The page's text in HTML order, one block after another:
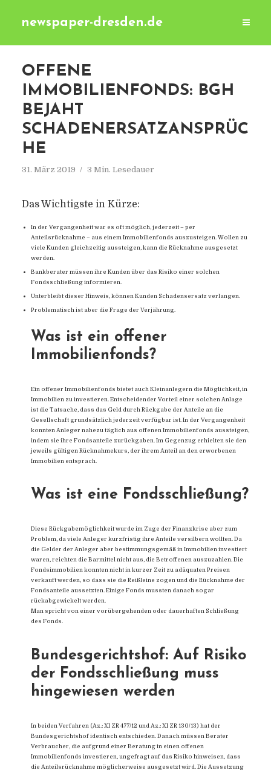
newspaper-dresden.de
OFFENE
IMMOBILIENFONDS: BGH
BEJAHT
SCHADENERSATZANSPRÜC
HE
31. März 2019 3 Min. Lesedauer
Das Wichtigste in Kürze:
In der Vergangenheit war es oft möglich, jederzeit – per
Anteilsrücknahme – aus einem Immobilienfonds auszusteigen. Wollen zu
viele Kunden gleichzeitig aussteigen, kann die Rücknahme ausgesetzt
werden.
Bankberater müssen ihre Kunden über das Risiko einer solchen
Fondsschließung informieren.
Unterbleibt dieser Hinweis, können Kunden Schadensersatz verlangen.
Problematisch ist aber die Frage der Verjährung.
Was ist ein offener
Immobilienfonds?
Ein offener Immobilienfonds bietet auch Kleinanlegern die Möglichkeit, in
Immobilien zu investieren. Entscheidender Vorteil einer solchen Anlage
ist die Tatsache, dass das Geld durch Rückgabe der Anteile an die
Gesellschaft grundsätzlich jederzeit verfügbar ist. In der Vergangenheit
konnten Anleger nahezu täglich aus offenen Immobilienfonds aussteigen,
indem sie ihre Fondsanteile zurückgaben. Im Gegenzug erhielten sie den
jeweils gültigen Rücknahmekurs, der ihrem Anteil an den erworbenen
Immobilien entsprach.
Was ist eine Fondsschließung?
Diese Rückgabemöglichkeit wurde im Zuge der Finanzkrise aber zum
Problem, da viele Anleger kurzfristig ihre Anteile versilbern wollten. Da
die Gelder der Anleger aber bestimmungsgemäß in Immobilien investiert
waren, reichten die Barmittel nicht aus, die Betroffenen auszuzahlen. Die
Fondsimmobilien konnten nicht in kurzer Zeit zu adäquaten Preisen
verkauft werden, so dass sie die Reißleine zogen und die Rücknahme der
Fondsanteile aussetzten. Einige Fonds mussten danach sogar
rückabgewickelt werden.
Man spricht von einer vorübergehenden oder dauerhaften Schließung
des Fonds.
Bundesgerichtshof: Auf Risiko
der Fondsschließung muss
hingewiesen werden
In beiden Verfahren (Az.: XI ZR 477/12 und Az.: XI ZR 130/13) hat der
Bundesgerichtshof identisch entschieden. Danach müssen Berater
Verbraucher, die aufgrund einer Beratung in einen offenen
Immobilienfonds investieren, ungefragt auf das Risiko hinweisen, dass
die Anteilsrücknahme möglicherweise ausgesetzt wird. Die Aussetzung